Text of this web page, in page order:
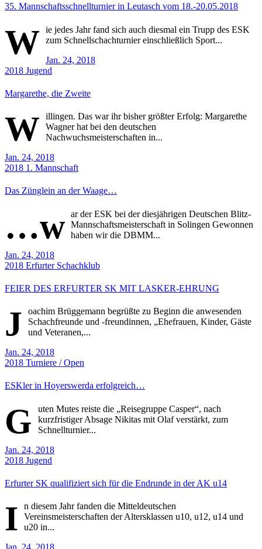
35. Mannschaftsschnellturnier in Leutasch vom 18.-20.05.2018
W
ie jedes Jahr fand sich auch diesmal ein Trupp des ESK
zum Schnellschachturnier einschließlich Sport...
Jan. 24, 2018
2018 Jugend
Margarethe, die Zweite
W
illingen. Das war ihr bisher größter Erfolg: Margarethe
Wagner hat bei den deutschen
Nachwuchsmeisterschaften in...
Jan. 24, 2018
2018 1. Mannschaft
Das Zünglein an der Waage…
…w ar der ESK bei der diesjährigen Deutschen Blitz-
Mannschaftsmeisterschaft in Solingen Gewonnen
haben wir die DBMM...
Jan. 24, 2018
2018 Erfurter Schachklub
FEIER DES ERFURTER SK MIT LASKER-EHRUNG
J
oachim Brüggemann begrüßte zu Beginn die anwesenden
Schachfreunde und -freundinnen, „Ehefrauen, Kinder, Gäste
und Veteranen,...
Jan. 24, 2018
2018 Turniere / Open
ESKler in Hoyerswerda erfolgreich…
G
uten Mutes reiste die „Reisegruppe Casper“, nach
kurzfristiger Absage Nikitas mit Olaf verstärkt, zum
Schnellturnier...
Jan. 24, 2018
2018 Jugend
Erfurter SK qualifiziert sich für die Endrunde in der AK u14
I
n diesem Jahr fanden die Mitteldeutschen
Vereinsmeisterschaften der Altersklassen u10, u12, u14 und
u20 in...